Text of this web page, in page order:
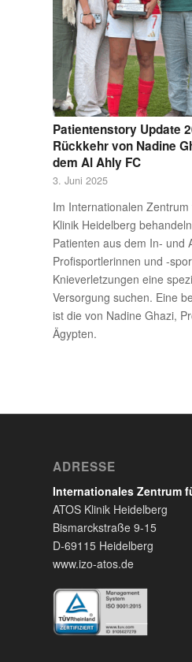
Patientenstory Update
Rückkehr von Nadine
dem Al Ahly FC
3. Juni 2025
Im Internationalen
Klinik Heidelberg
Patienten aus dem In- und
Profisportlerinnen und -
Knieverletzungen eine
Versorgung suchen. Eine
ist die von Nadine Ghazi,
Ägypten.
ADRESSE
Internationales Zentrum
ATOS Klinik Heidelberg
Bismarckstraße 9-15
D-69115 Heidelberg
www.izo-atos.de